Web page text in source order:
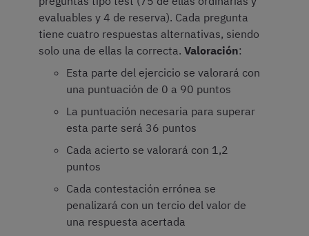
evaluables y 4 de reserva). Cada pregunta
tiene cuatro respuestas alternativas, siendo
solo una de ellas la correcta. Valoración:
Esta parte del ejercicio se valorará con
una puntuación de 0 a 90 puntos
La puntuación necesaria para superar
esta parte será 36 puntos
Cada acierto se valorará con 1,2
puntos
Cada contestación errónea se
penalizará con un tercio del valor de
una respuesta acertada